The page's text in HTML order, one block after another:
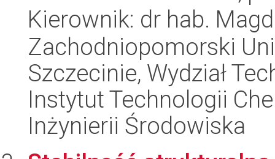
Kierownik: dr hab.
Zachodniopomorski
Szczecinie, Wydział
Instytut Technologii
Inżynierii Środowiska